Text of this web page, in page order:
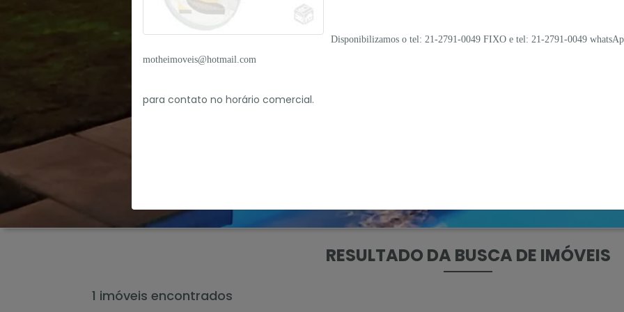
Disponibilizamos o tel:21-2791-0049 FIXO e tel: 21-2791-0049
motheimoveis@hotmail.com
para contato no horário comercial.
RESULTADO DA BUSCA DE IMÓVEIS
1 imóveis encontrados